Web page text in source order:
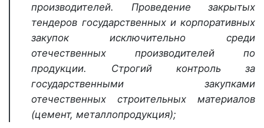
производителей. Проведение закрытых
тендеров государственных и корпоративных
закупок исключительно среди
отечественных производителей по
продукции. Строгий контроль за
государственными закупками
отечественных строительных материалов
(цемент, металлопродукция);